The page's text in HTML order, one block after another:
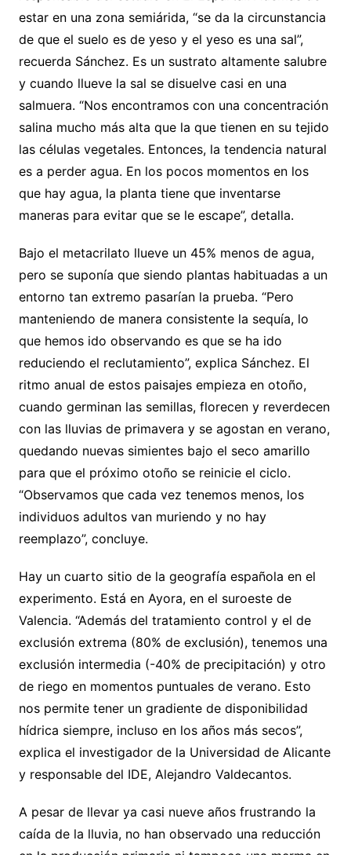
estar en una zona semiárida, “se da la circunstancia
de que el suelo es de yeso y el yeso es una sal”,
recuerda Sánchez. Es un sustrato altamente salubre
y cuando llueve la sal se disuelve casi en una
salmuera. “Nos encontramos con una concentración
salina mucho más alta que la que tienen en su tejido
las células vegetales. Entonces, la tendencia natural
es a perder agua. En los pocos momentos en los
que hay agua, la planta tiene que inventarse
maneras para evitar que se le escape”, detalla.
Bajo el metacrilato llueve un 45% menos de agua,
pero se suponía que siendo plantas habituadas a un
entorno tan extremo pasarían la prueba. “Pero
manteniendo de manera consistente la sequía, lo
que hemos ido observando es que se ha ido
reduciendo el reclutamiento”, explica Sánchez. El
ritmo anual de estos paisajes empieza en otoño,
cuando germinan las semillas, florecen y reverdecen
con las lluvias de primavera y se agostan en verano,
quedando nuevas simientes bajo el seco amarillo
para que el próximo otoño se reinicie el ciclo.
“Observamos que cada vez tenemos menos, los
individuos adultos van muriendo y no hay
reemplazo”, concluye.
Hay un cuarto sitio de la geografía española en el
experimento. Está en Ayora, en el suroeste de
Valencia. “Además del tratamiento control y el de
exclusión extrema (80% de exclusión), tenemos una
exclusión intermedia (-40% de precipitación) y otro
de riego en momentos puntuales de verano. Esto
nos permite tener un gradiente de disponibilidad
hídrica siempre, incluso en los años más secos”,
explica el investigador de la Universidad de Alicante
y responsable del IDE, Alejandro Valdecantos.
A pesar de llevar ya casi nueve años frustrando la
caída de la lluvia, no han observado una reducción